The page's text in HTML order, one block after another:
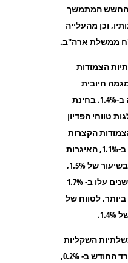
המתמשך
וכן מהעלייה
ממשלת ארה"ב.
הצמודות
חיובית
מתונה כאשר מדדן עלה ב-1.4%. בחינת
טווחי הפדיון
הקצרות
לטווח של 0–2 שנים עלו ב-1.1%, האיגרות
לטווח של 2-5 שנים עלו בשיעור של 1.5%,
האיגרות לטווח של 5–7 שנים עלו ב- 1.7%
לטווח של
השקליות
הלא צמודות (שחרים) ירד החודש ב- 0.2%,